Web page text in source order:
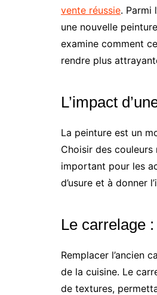
vente réussie. Parmi
une nouvelle
examine comment
rendre plus
L’impact
La peinture est un
Choisir des
important pour les
d’usure et à donner
Le carrelage
Remplacer l’ancien
de la cuisine. Le
de textures,